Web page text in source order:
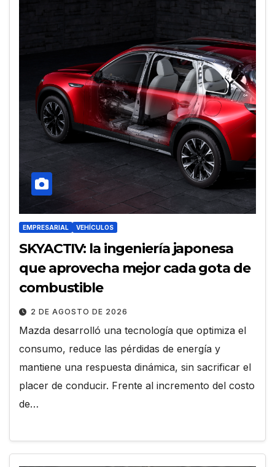
EMPRESARIAL VEHÍCULOS
SKYACTIV: la ingeniería japonesa
que aprovecha mejor cada gota de
combustible
2 DE AGOSTO DE 2026
Mazda desarrolló una tecnología que optimiza el
consumo, reduce las pérdidas de energía y
mantiene una respuesta dinámica, sin sacrificar el
placer de conducir. Frente al incremento del costo
de…